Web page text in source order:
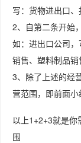
写：货物进出口、
2、自第二条开始
如：进出口公司
销售、塑料制品销
3、除了上述的经
营范围，即前面
以上1+2+3就是
围